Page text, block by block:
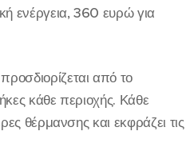
ενέργεια, 360 ευρώ για
από το
κάθε περιοχής. Κάθε
θέρμανσης και εκφράζει τις